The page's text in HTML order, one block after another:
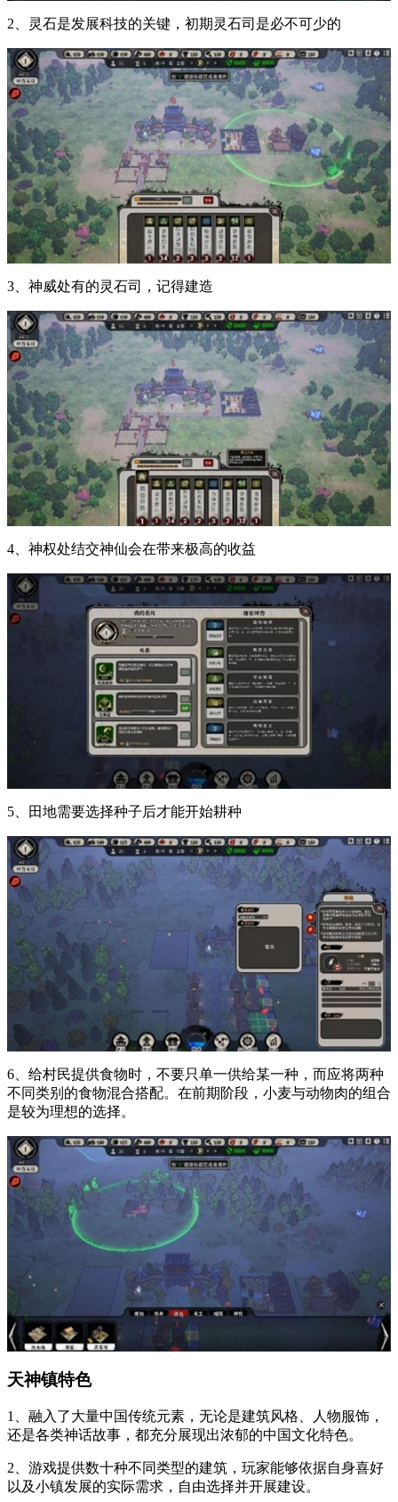
2、灵石是发展科技的关键，初期灵石司是必不可少的
3、神威处有的灵石司，记得建造
4、神权处结交神仙会在带来极高的收益
5、田地需要选择种子后才能开始耕种
6、给村民提供食物时，不要只单一供给某一种，而应将两种
不同类别的食物混合搭配。在前期阶段，小麦与动物肉的组合
是较为理想的选择。
天神镇特色
1、融入了大量中国传统元素，无论是建筑风格、人物服饰，
还是各类神话故事，都充分展现出浓郁的中国文化特色。
2、游戏提供数十种不同类型的建筑，玩家能够依据自身喜好
以及小镇发展的实际需求，自由选择并开展建设。